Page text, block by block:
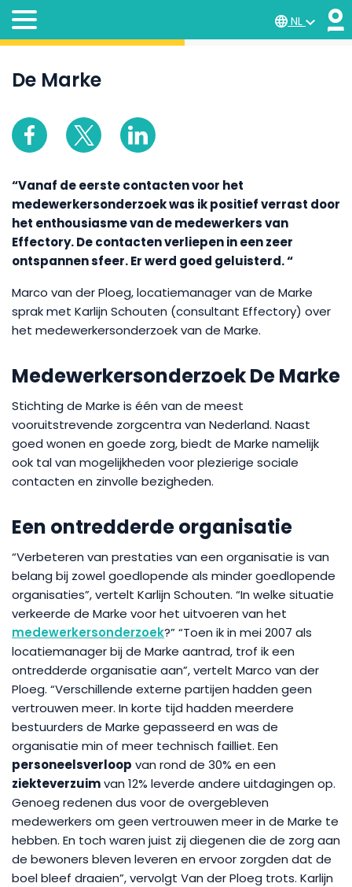
NL
De Marke
“Vanaf de eerste contacten voor het
medewerkersonderzoek was ik positief verrast door
het enthousiasme van de medewerkers van
Effectory. De contacten verliepen in een zeer
ontspannen sfeer. Er werd goed geluisterd. “
Marco van der Ploeg, locatiemanager van de Marke
sprak met Karlijn Schouten (consultant Effectory) over
het medewerkersonderzoek van de Marke.
Medewerkersonderzoek De Marke
Stichting de Marke is één van de meest
vooruitstrevende zorgcentra van Nederland. Naast
goed wonen en goede zorg, biedt de Marke namelijk
ook tal van mogelijkheden voor plezierige sociale
contacten en zinvolle bezigheden.
Een ontredderde organisatie
“Verbeteren van prestaties van een organisatie is van
belang bij zowel goedlopende als minder goedlopende
organisaties”, vertelt Karlijn Schouten. “In welke situatie
verkeerde de Marke voor het uitvoeren van het
medewerkersonderzoek?” “Toen ik in mei 2007 als
locatiemanager bij de Marke aantrad, trof ik een
ontredderde organisatie aan”, vertelt Marco van der
Ploeg. “Verschillende externe partijen hadden geen
vertrouwen meer. In korte tijd hadden meerdere
bestuurders de Marke gepasseerd en was de
organisatie min of meer technisch failliet. Een
personeelsverloop van rond de 30% en een
ziekteverzuimvan 12% leverde andere uitdagingen op.
Genoeg redenen dus voor de overgebleven
medewerkers om geen vertrouwen meer in de Marke te
hebben. En toch waren juist zij diegenen die de zorg aan
de bewoners bleven leveren en ervoor zorgden dat de
boel bleef draaien”, vervolgt Van der Ploeg trots. Karlijn